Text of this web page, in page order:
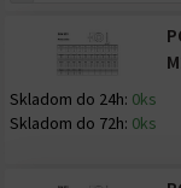
Skladom do 24h: 0ks
Skladom do 72h: 0ks